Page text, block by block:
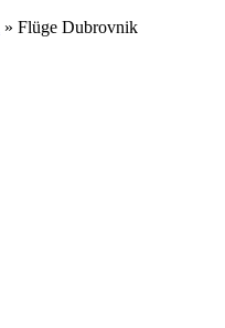
» Flüge Dubrovnik